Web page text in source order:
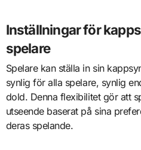
Inställningar för
spelare
Spelare kan ställa in sin
synlig för alla spelare, synlig
dold. Denna flexibilitet gör att
utseende baserat på sina
deras spelande.